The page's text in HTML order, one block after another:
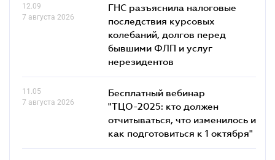
12.09
7 августа 2026
ГНС разъяснила налоговые
последствия курсовых
колебаний, долгов перед
бывшими ФЛП и услуг
нерезидентов
11.05
7 августа 2026
Бесплатный вебинар
"ТЦО-2025: кто должен
отчитываться, что изменилось и
как подготовиться к 1 октября"